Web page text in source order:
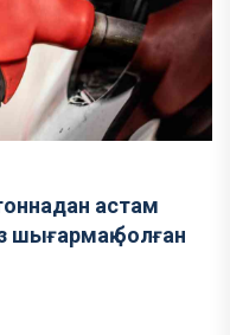
астам
болған